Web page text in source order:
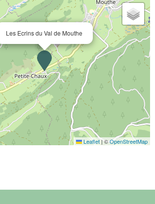
Les Ecrins du Val de Mouthe
Leaflet|©OpenStreetMap